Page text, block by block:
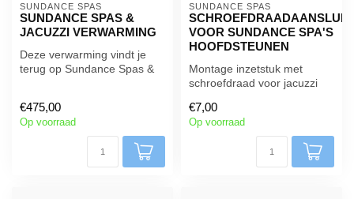
SUNDANCE SPAS
SUNDANCE SPAS &
JACUZZI VERWARMING
Deze verwarming vindt je
terug op Sundance Spas &
€475,00
Op voorraad
SUNDANCE SPAS
VOOR SUNDANCE SPA'S
HOOFDSTEUNEN
Montage inzetstuk met
schroefdraad voor jacuzzi
€7,00
Op voorraad